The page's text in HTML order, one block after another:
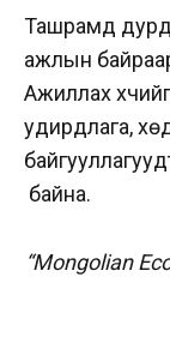
Ташрамд
ажлын байраар
Ажиллах
удирдлага,
байна.
“Mongolian